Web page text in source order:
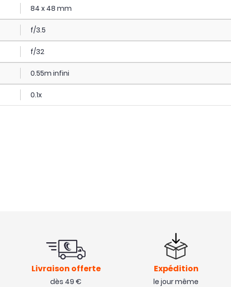
84 x 48 mm
f/3.5
f/32
0.55m infini
0.1x
Livraison offerte
dès 49 €
Expédition
le jour même